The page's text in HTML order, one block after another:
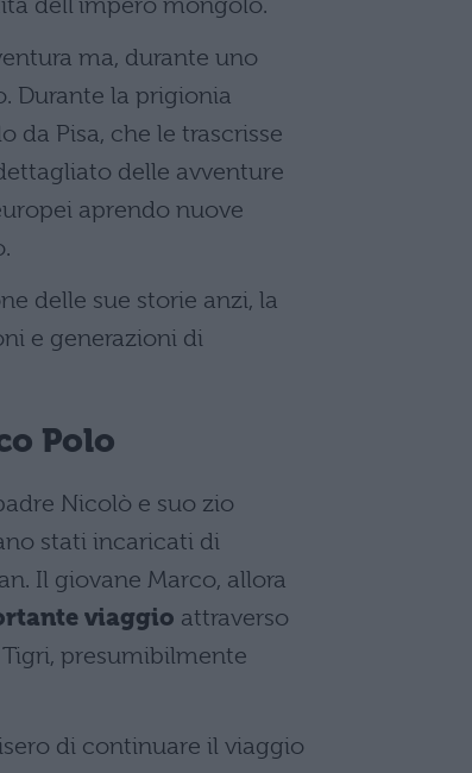
ma, durante uno
Durante la prigionia
da Pisa, che le trascrisse
delle avventure
aprendo nuove
delle sue storie anzi, la
e generazioni di
Polo
Nicolò e suo zio
stati incaricati di
Il giovane Marco, allora
viaggio attraverso
Tigri, presumibilmente
di continuare il viaggio